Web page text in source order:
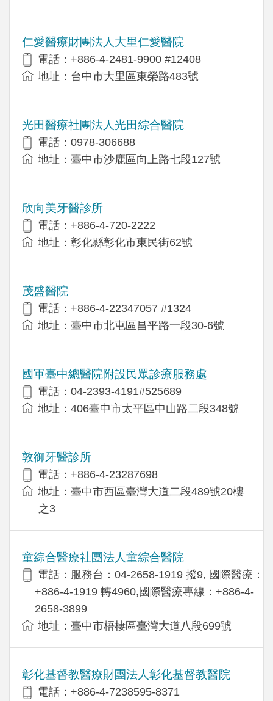
仁愛醫療財團法人大里仁愛醫院
電話：+886-4-2481-9900 #12408
地址：台中市大里區東榮路483號
光田醫療社團法人光田綜合醫院
電話：0978-306688
地址：臺中市沙鹿區向上路七段127號
欣向美牙醫診所
電話：+886-4-720-2222
地址：彰化縣彰化市東民街62號
茂盛醫院
電話：+886-4-22347057 #1324
地址：臺中市北屯區昌平路一段30-6號
國軍臺中總醫院附設民眾診療服務處
電話：04-2393-4191#525689
地址：406臺中市太平區中山路二段348號
敦御牙醫診所
電話：+886-4-23287698
地址：臺中市西區臺灣大道二段489號20樓
之3
童綜合醫療社團法人童綜合醫院
電話：服務台：04-2658-1919 撥9, 國際醫療：
+886-4-1919 轉4960,國際醫療專線：+886-4-
2658-3899
地址：臺中市梧棲區臺灣大道八段699號
彰化基督教醫療財團法人彰化基督教醫院
電話：+886-4-7238595-8371